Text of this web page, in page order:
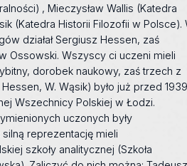
, Mieczysław Wallis (Katedra
(Katedra Historii Filozofii w Polsce).
działał Sergiusz Hessen, zaś
Ossowski. Wszyscy ci uczeni mieli
dorobek naukowy, zaś trzech z
W. Wąsik) było już przed
Wszechnicy Polskiej w Łodzi.
uczonych były
reprezentację mieli
szkoły analitycznej (Szkoła